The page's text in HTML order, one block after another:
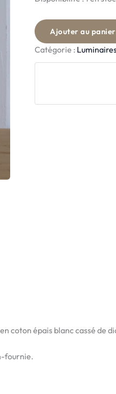
Ajouter au panier
Catégorie :
coton épais blanc cassé de
fournie.